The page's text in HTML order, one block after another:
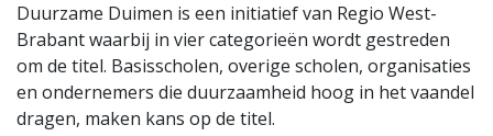
Duurzame Duimen is een initiatief van Regio West-
Brabant waarbij in vier categorieën wordt gestreden
om de titel. Basisscholen, overige scholen, organisaties
en ondernemers die duurzaamheid hoog in het vaandel
dragen, maken kans op de titel.